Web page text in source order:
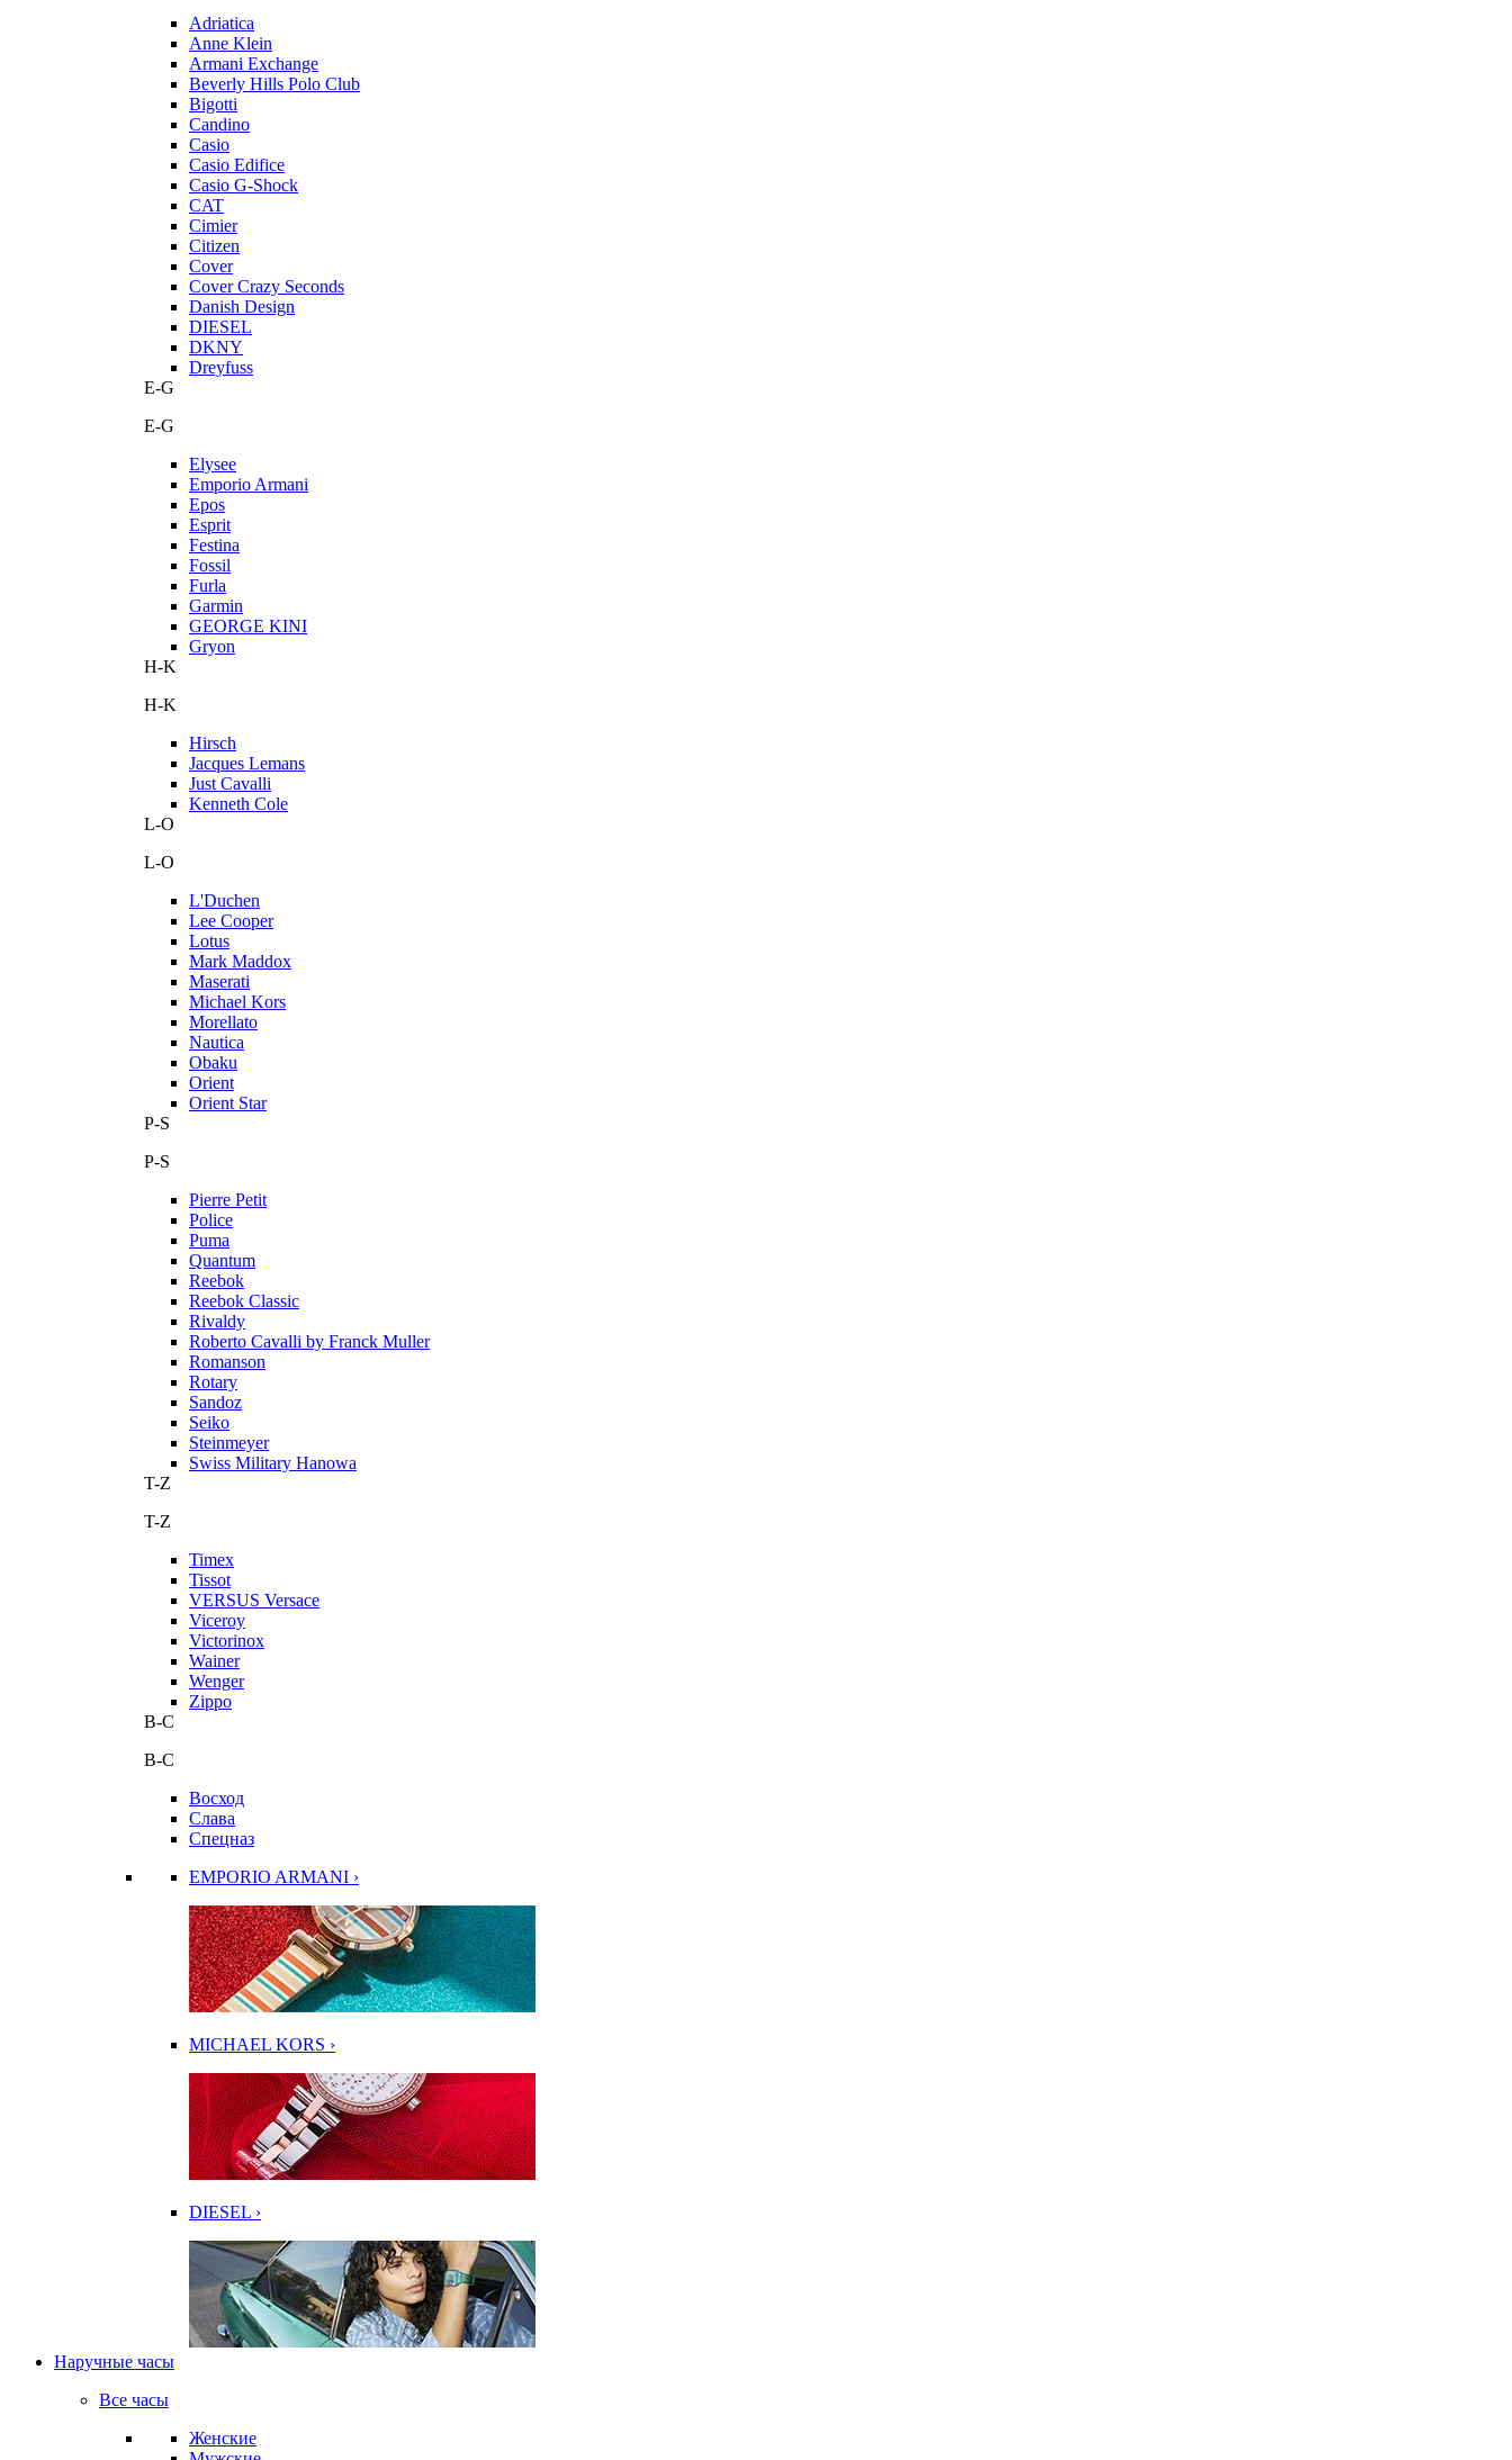
Adriatica
Anne Klein
Armani Exchange
Beverly Hills Polo Club
Bigotti
Candino
Casio
Casio Edifice
Casio G-Shock
CAT
Cimier
Citizen
Cover
Cover Crazy Seconds
Danish Design
DIESEL
DKNY
Dreyfuss
E-G
E-G
Elysee
Emporio Armani
Epos
Esprit
Festina
Fossil
Furla
Garmin
GEORGE KINI
Gryon
H-K
H-K
Hirsch
Jacques Lemans
Just Cavalli
Kenneth Cole
L-O
L-O
L'Duchen
Lee Cooper
Lotus
Mark Maddox
Maserati
Michael Kors
Morellato
Nautica
Obaku
Orient
Orient Star
P-S
P-S
Pierre Petit
Police
Puma
Quantum
Reebok
Reebok Classic
Rivaldy
Roberto Cavalli by Franck Muller
Romanson
Rotary
Sandoz
Seiko
Steinmeyer
Swiss Military Hanowa
T-Z
T-Z
Timex
Tissot
VERSUS Versace
Viceroy
Victorinox
Wainer
Wenger
Zippo
В-С
В-С
Восход
Слава
Спецназ
EMPORIO ARMANI ›
MICHAEL KORS ›
DIESEL ›
Наручные часы
Все часы
Женские